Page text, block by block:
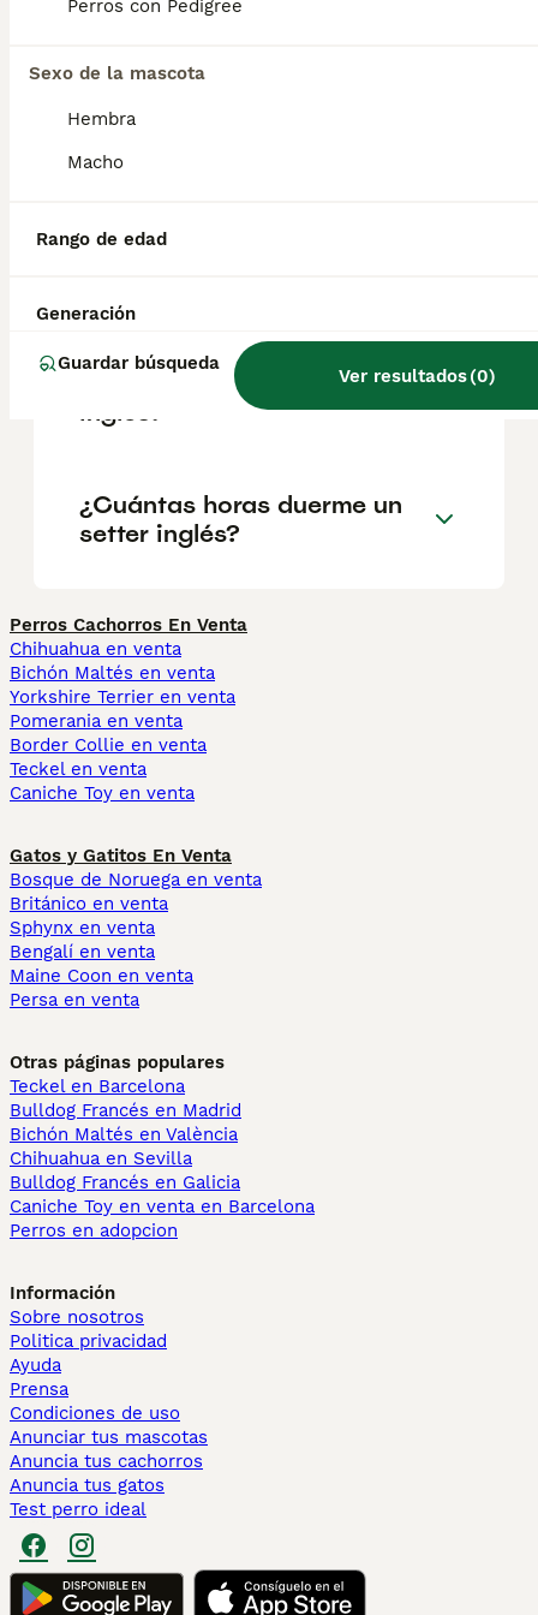
Perros con Pedigree
Sexo de la mascota
Hembra
Macho
Rango de edad
Generación
Guardar búsqueda
Ver resultados(0)
¿Cuales son los 4 tipos de
¿Cómo es el carácter de un
¿Cuál es la esperanza de
vida media de un setter
inglés?
¿Cuántas horas duerme un
setter inglés?
Perros Cachorros En Venta
Chihuahua en venta
Bichón Maltés en venta
Yorkshire Terrier en venta
Pomerania en venta
Border Collie en venta
Teckel en venta
Caniche Toy en venta
Gatos y Gatitos En Venta
Bosque de Noruega en venta
Británico en venta
Sphynx en venta
Bengalí en venta
Maine Coon en venta
Persa en venta
Otras páginas populares
Teckel en Barcelona
Bulldog Francés en Madrid
Bichón Maltés en València
Chihuahua en Sevilla
Bulldog Francés en Galicia
Caniche Toy en venta en Barcelona
Perros en adopcion
Información
Sobre nosotros
Politica privacidad
Ayuda
Prensa
Condiciones de uso
Anunciar tus mascotas
Anuncia tus cachorros
Anuncia tus gatos
Test perro ideal